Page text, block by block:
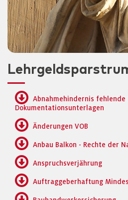
Abnahmehindernis fehlende
Dokumentationsunterlagen
Änderungen VOB
Anbau Balkon - Rechte der
Anspruchsverjährung
Auftraggeberhaftung